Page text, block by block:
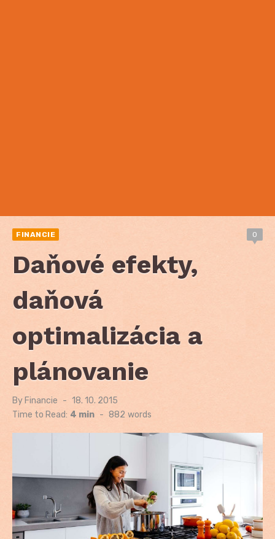
FINANCIE 0
Daňové efekty,
daňová
optimalizácia a
plánovanie
By Financie
Posted
on
18. 10. 2015
Time to Read: 4 min - 882 words